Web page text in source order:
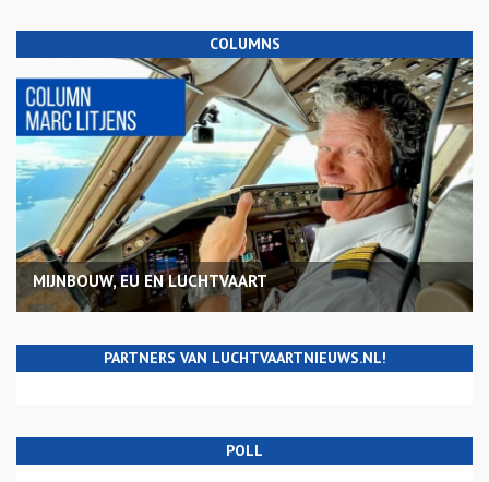
COLUMNS
MIJNBOUW, EU EN LUCHTVAART
PARTNERS VAN LUCHTVAARTNIEUWS.NL!
POLL